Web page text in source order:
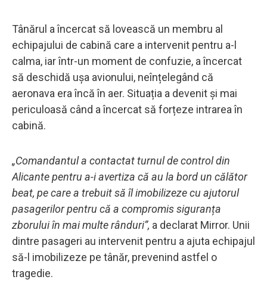
Tânărul a încercat să lovească un membru al
echipajului de cabină care a intervenit pentru a-l
calma, iar într-un moment de confuzie, a încercat
să deschidă ușa avionului, neînțelegând că
aeronava era încă în aer. Situația a devenit și mai
periculoasă când a încercat să forțeze intrarea în
cabină.
„Comandantul a contactat turnul de control din
Alicante pentru a-i avertiza că au la bord un călător
beat, pe care a trebuit să îl imobilizeze cu ajutorul
pasagerilor pentru că a compromis siguranța
zborului în mai multe rânduri”, a declarat Mirror. Unii
dintre pasageri au intervenit pentru a ajuta echipajul
să-l imobilizeze pe tânăr, prevenind astfel o
tragedie.